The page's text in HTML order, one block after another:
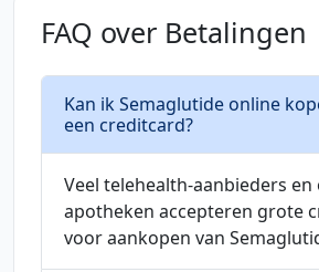
FAQ over Betalingen
Kan ik Semaglutide online
een creditcard?
Veel telehealth-aanbieders en
apotheken accepteren grote
voor aankopen van